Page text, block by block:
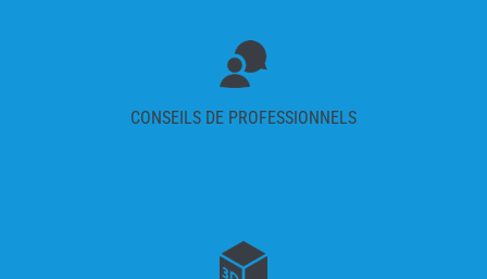
CONSEILS DE PROFESSIONNELS